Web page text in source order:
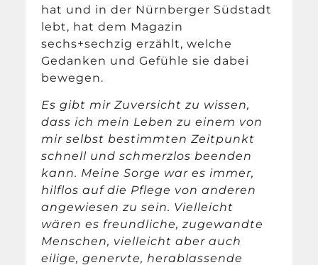
hat und in der Nürnberger Südstadt
lebt, hat dem Magazin
sechs+sechzig erzählt, welche
Gedanken und Gefühle sie dabei
bewegen.
Es gibt mir Zuversicht zu wissen,
dass ich mein Leben zu einem von
mir selbst bestimmten Zeitpunkt
schnell und schmerzlos beenden
kann. Meine Sorge war es immer,
hilflos auf die Pflege von anderen
angewiesen zu sein. Vielleicht
wären es freundliche, zugewandte
Menschen, vielleicht aber auch
eilige, genervte, herablassende